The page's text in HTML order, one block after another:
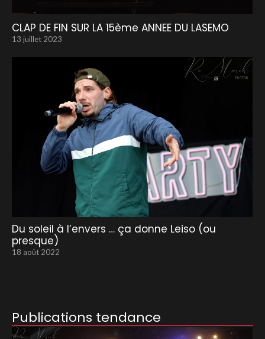
CLAP DE FIN SUR LA 15ème ANNEE DU LASEMO
13 juillet 2023
Du soleil à l’envers … ça donne Leiso (ou
presque)
18 août 2022
Publications tendance